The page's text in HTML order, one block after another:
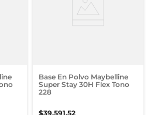
Base En Polvo Maybelline
Super Stay 30H Flex Tono
228
$39.591,52